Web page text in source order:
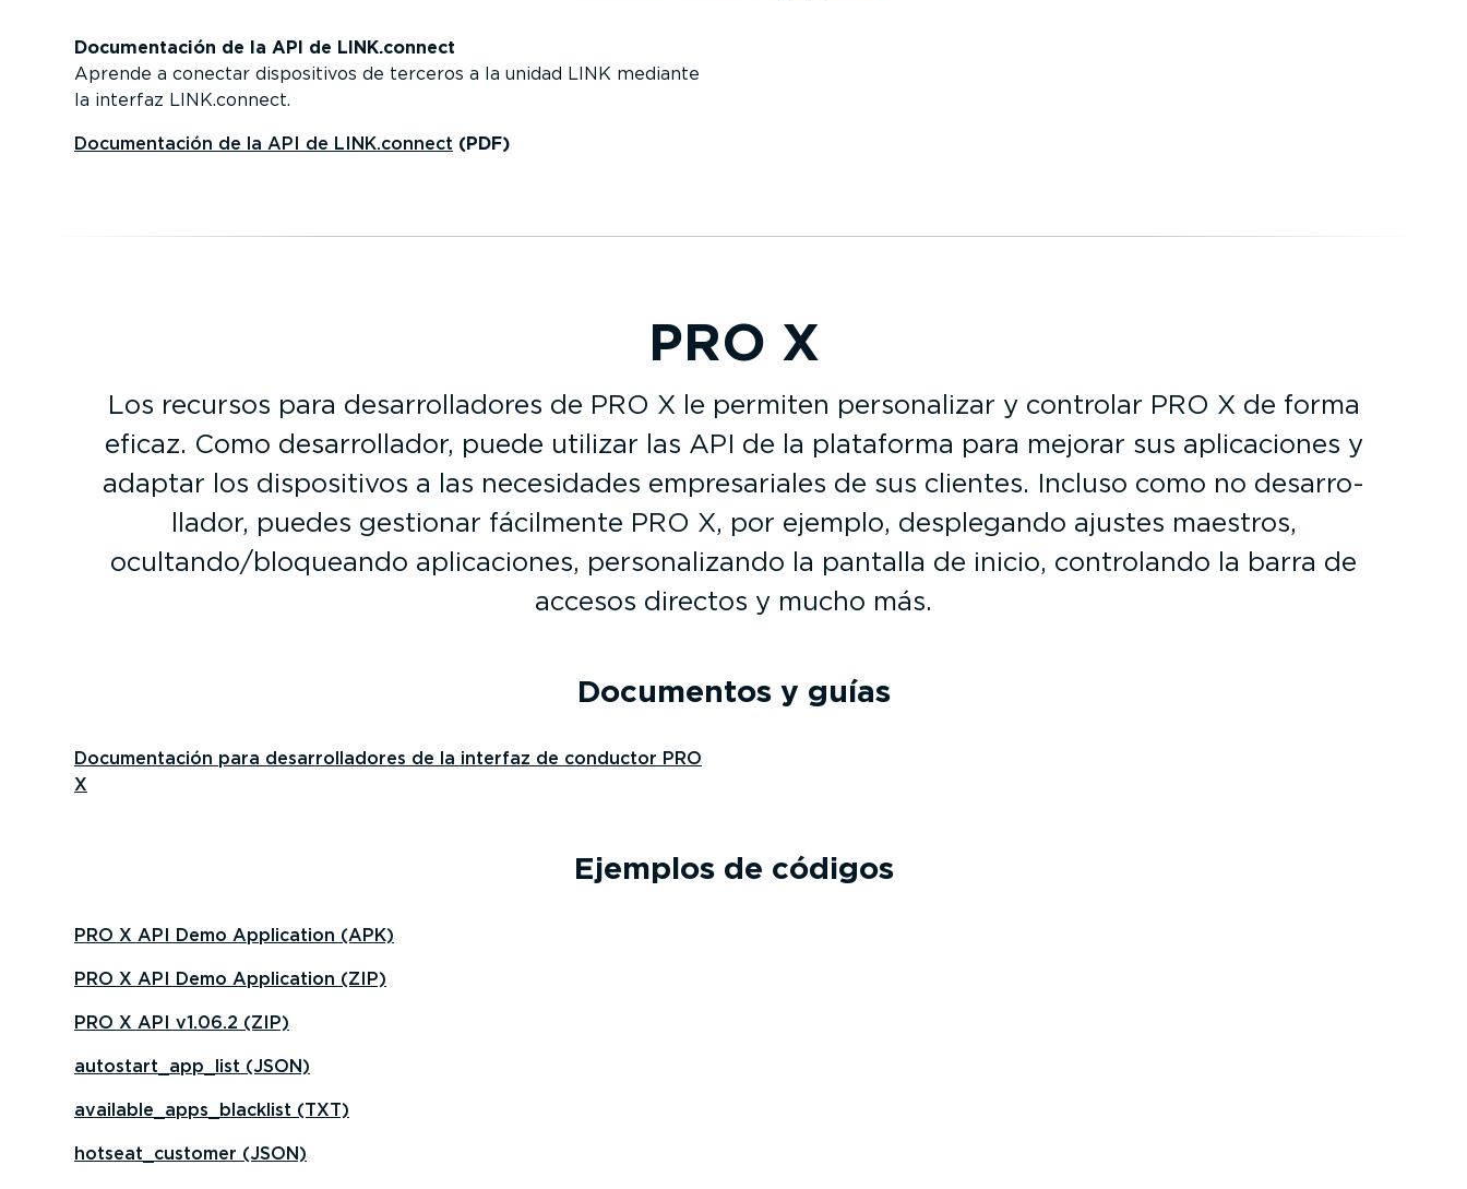
Documen­tación de la API de LINK.connect
Aprende a conectar dispo­si­tivos de terceros a la unidad LINK mediante
la interfaz LINK.connect.
Documen­tación de la API de LINK.connect (PDF)
PRO X
Los recursos para desarro­lla­dores de PRO X le permiten perso­na­lizar y controlar PRO X de forma
eficaz. Como desarro­llador, puede utilizar las API de la plataforma para mejorar sus aplica­ciones y
adaptar los dispo­si­tivos a las necesidades empre­sa­riales de sus clientes. Incluso como no desarro­
llador, puedes gestionar fácilmente PRO X, por ejemplo, desplegando ajustes maestros,
ocultando/bloqueando aplica­ciones, perso­na­li­zando la pantalla de inicio, controlando la barra de
accesos directos y mucho más.
Documentos y guías
Documen­tación para desarro­lla­dores de la interfaz de conductor PRO
X
Ejemplos de códigos
PRO X API Demo Application (APK)
PRO X API Demo Application (ZIP)
PRO X API v1.06.2 (ZIP)
autostart_app_list (JSON)
available_apps_blacklist (TXT)
hotseat_customer (JSON)